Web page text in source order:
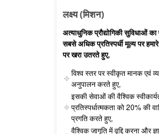
लक्ष्य (मिशन)
अत्याधुनिक प्रौद्योगिकी सुविधाओं
सबसे अधिक प्रतिस्पर्धी मूल्य पर
पर खरा उतरते हुए,
विश्व स्तर पर स्वीकृत मानक एवं
अनुपालन करते हुए,
इसकी सेवाओं की वैश्विक
प्रतिस्पर्धात्मकता को 20% की
प्रगति करते हुए,
वैश्विक जागृति में वृद्दि करना और